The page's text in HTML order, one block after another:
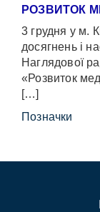
РОЗВИТОК
3 грудня у м.
досягнень і
Наглядової
«Розвиток
[…]
Позначки